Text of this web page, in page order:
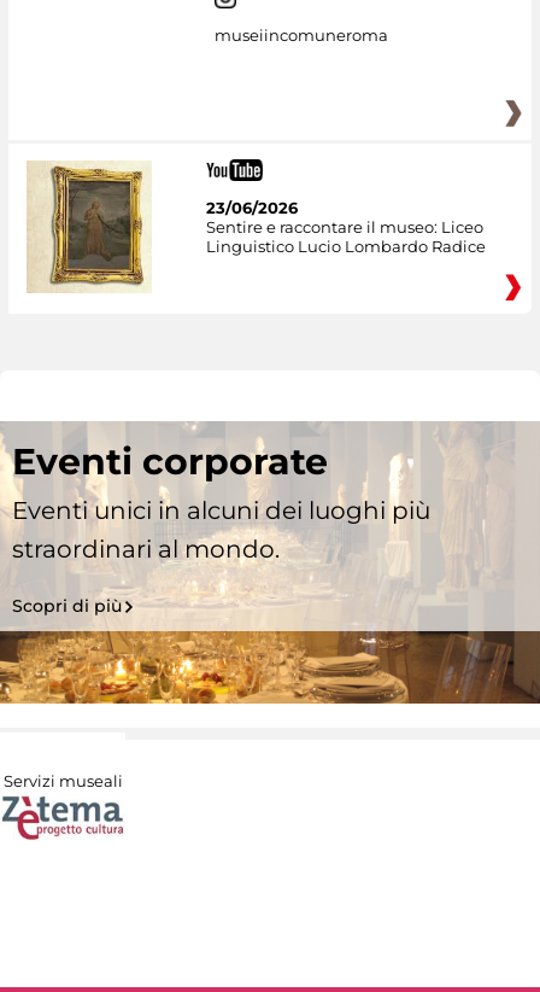
museiincomuneroma
23/06/2026
Sentire e raccontare il museo: Liceo
Linguistico Lucio Lombardo Radice
Eventi corporate
Eventi unici in alcuni dei luoghi più
straordinari al mondo.
Scopri di più
Servizi museali